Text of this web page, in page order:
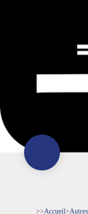
>>Accueil>